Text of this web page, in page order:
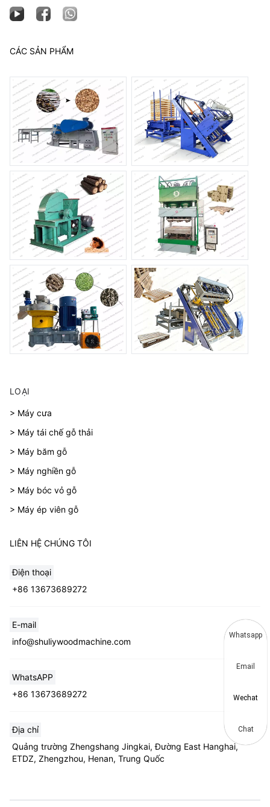
CÁC SẢN PHẨM
LOẠI
> Máy cưa
> Máy tái chế gỗ thải
> Máy băm gỗ
> Máy nghiền gỗ
> Máy bóc vỏ gỗ
> Máy ép viên gỗ
LIÊN HỆ CHÚNG TÔI
Điện thoại
+86 13673689272
E-mail
info@shuliywoodmachine.com
WhatsAPP
+86 13673689272
Địa chỉ
Quảng trường Zhengshang Jingkai, Đường East Hanghai,
ETDZ, Zhengzhou, Henan, Trung Quốc
Whatsapp
Email
Wechat
Chat